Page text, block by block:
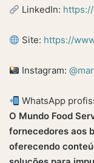
LinkedIn:
Site: https://
Instagram:
WhatsApp
O Mundo Food
fornecedores aos
oferecendo